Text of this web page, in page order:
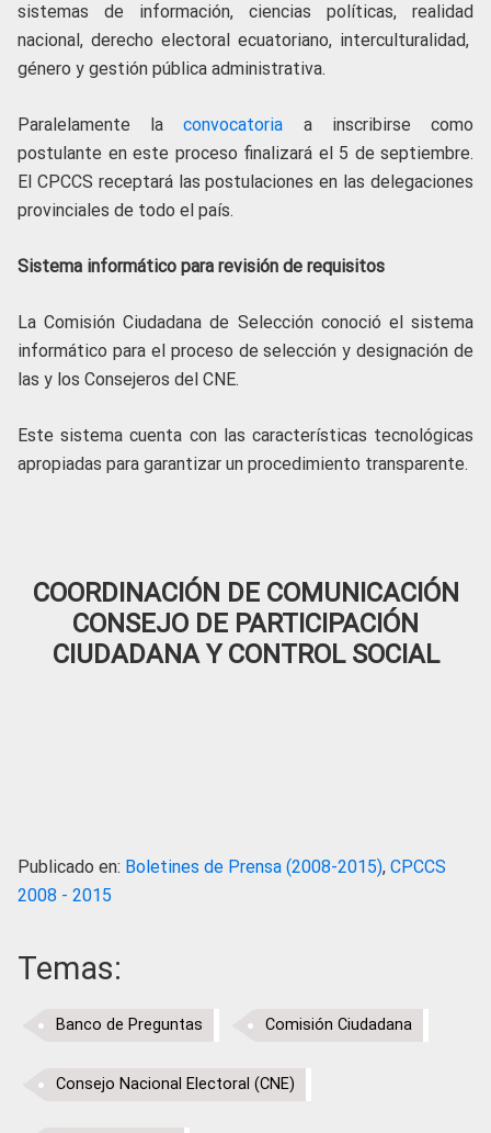
sistemas de información, ciencias políticas, realidad
nacional, derecho electoral ecuatoriano, interculturalidad,
género y gestión pública administrativa.
Paralelamente laconvocatoria a inscribirse como
postulante en este proceso finalizará el 5 de septiembre.
El CPCCS receptará las postulaciones en las delegaciones
provinciales de todo el país.
Sistema informático para revisión de requisitos
La Comisión Ciudadana de Selección conoció el sistema
informático para el proceso de selección y designación de
las y los Consejeros del CNE.
Este sistema cuenta con las características tecnológicas
apropiadas para garantizar un procedimiento transparente.
COORDINACIÓN DE COMUNICACIÓN
CONSEJO DE PARTICIPACIÓN
CIUDADANA Y CONTROL SOCIAL
Publicado en: Boletines de Prensa (2008-2015), CPCCS
2008 - 2015
Temas:
Banco de Preguntas Comisión Ciudadana
Consejo Nacional Electoral (CNE)